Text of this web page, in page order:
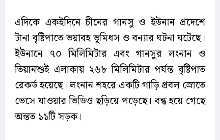
এদিকে একইদিনে চীনের গানসু ও ইউনান প্রদেশে
টানা বৃষ্টিপাতে ভয়াবহ ভূমিধস ও বন্যার ঘটনা ঘটেছে।
ইউনানে ৭০ মিলিমিটার এবং গানসুর লংনান ও
তিয়ানশুই এলাকায় ২৬৮ মিলিমিটার পর্যন্ত বৃষ্টিপাত
রেকর্ড হয়েছে। লংনান শহরে একটি গাড়ি প্রবল স্রোতে
ভেসে যাওয়ার ভিডিও ছড়িয়ে পড়েছে। বন্ধ হয়ে গেছে
অন্তত ১১টি সড়ক।